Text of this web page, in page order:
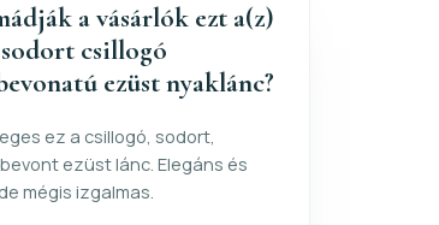
a vásárlók ezt a(z)
sodort csillogó
ezüst nyaklánc?
ez a csillogó, sodort,
ezüst lánc. Elegáns és
mégis izgalmas.